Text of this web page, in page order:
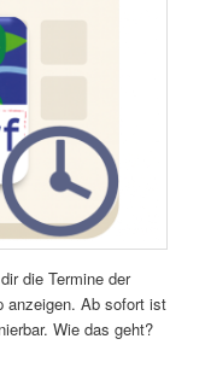
die Termine der
anzeigen. Ab sofort ist
Wie das geht?